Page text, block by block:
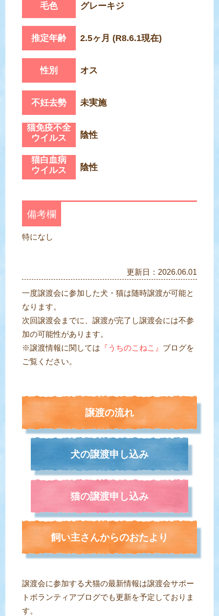
毛色 グレーキジ
推定年齢 2.5ヶ月 (R8.6.1現在)
性別 オス
不妊去勢 未実施
猫免疫不全
ウイルス
陰性
猫白血病
ウイルス
陰性
備考欄
特になし
更新日：2026.06.01
一度譲渡会に参加した犬・猫は随時譲渡が可能と
なります。
次回譲渡会までに、譲渡が完了し譲渡会には不参
加の可能性があります。
※譲渡情報に関しては 『うちのこねこ』 ブログを
ご覧ください。
譲渡の流れ
犬の譲渡申し込み
猫の譲渡申し込み
飼い主さんからのおたより
譲渡会に参加する犬猫の最新情報は譲渡会サポー
トボランティアブログでも更新を予定しておりま
す。